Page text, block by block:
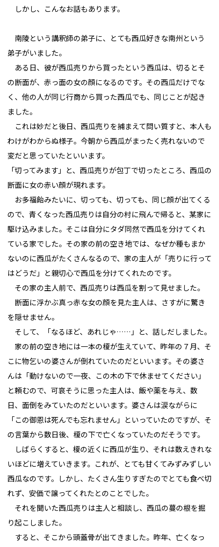
しかし、こんなお話もあります。
南陵という講釈師の弟子に、とても西瓜好きな南州という
弟子がいました。
ある日、彼が西瓜売りから買ったという西瓜は、切るとそ
の断面が、赤っ面の女の顔になるのです。その西瓜だけでな
く、他の人が同じ行商から買った西瓜でも、同じことが起き
ました。
これは妙だと後日、西瓜売りを捕まえて問い質すと、本人も
わけがわからぬ様子。今朝から西瓜がまったく売れないので
変だと思っていたといいます。
「切ってみます」と、西瓜売りが包丁で切ったところ、西瓜の
断面に女の赤い顔が現れます。
お多福飴みたいに、切っても、切っても、同じ顔が出てくる
ので、青くなった西瓜売りは自分の村に飛んで帰ると、某家に
駆け込みました。そこは自分にタダ同然で西瓜を分けてくれ
ている家でした。その家の前の空き地では、なぜか種もまか
ないのに西瓜がたくさんなるので、家の主人が「売りに行って
はどうだ」と親切心で西瓜を分けてくれたのです。
その家の主人前で、西瓜売りは西瓜を割って見せました。
断面に浮かぶ真っ赤な女の顔を見た主人は、さすがに驚き
を隠せません。
そして、「なるほど、あれじゃ……」と、話しだしました。
家の前の空き地には一本の榎が生えていて、昨年の７月、そ
こに物乞いの婆さんが倒れていたのだといいます。その婆さ
んは「動けないので一夜、この木の下で休ませてください」
と頼むので、可哀そうに思った主人は、飯や薬を与え、数
日、面倒をみていたのだといいます。婆さんは涙ながらに
「この御恩は死んでも忘れません」といっていたのですが、そ
の言葉から数日後、榎の下で亡くなっていたのだそうです。
しばらくすると、榎の近くに西瓜が生り、それは数えきれな
いほどに増えていきます。これが、とても甘くてみずみずしい
西瓜なのです。しかし、たくさん生りすぎたのでとても食べ切
れず、安価で譲ってくれたとのことでした。
それを聞いた西瓜売りは主人と相談し、西瓜の蔓の根を掘
り起こしました。
すると、そこから頭蓋骨が出てきました。昨年、亡くなっ